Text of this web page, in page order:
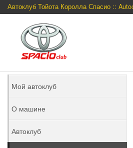
Автоклуб Тойота Королла Спасио ::
Мой автоклуб
О машине
Автоклуб